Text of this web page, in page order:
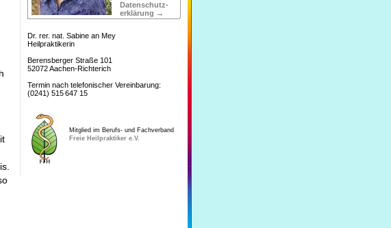
Daten­schutz­
erklärung →
Dr. rer. nat. Sabine an Mey
Heilpraktikerin
Berensberger Straße 101
52072 Aachen-Richterich
Termin nach telefonischer Vereinbarung:
(0241) 515 647 15
Mitglied im Berufs- und Fachverband
Freie Heilpraktiker e.V.